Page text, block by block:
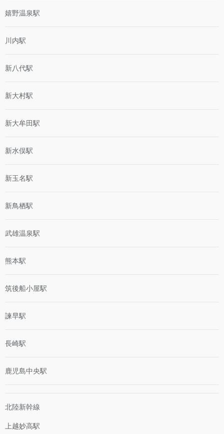
嬉野温泉駅
川内駅
新八代駅
新大村駅
新大牟田駅
新水俣駅
新玉名駅
新鳥栖駅
武雄温泉駅
熊本駅
筑後船小屋駅
諫早駅
長崎駅
鹿児島中央駅
北陸新幹線
上越妙高駅